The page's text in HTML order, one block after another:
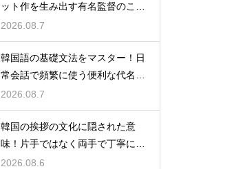
ット作を生み出す有名監督のこだ
わりの特徴
2026.08.7
韓国語の基礎文法をマスター！日
常会話で頻繁に使う便利な代名詞
の一覧
2026.08.7
韓国の挨拶の文化に隠された意
味！片手ではなく両手で丁寧に握
手する理由
2026.08.6